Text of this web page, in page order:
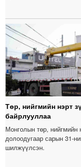
Төр, нийгмийн нэрт
байрлууллаа
Монголын төр, нийгмийн
долоодугаар сарын 31-
шилжүүлсэн.